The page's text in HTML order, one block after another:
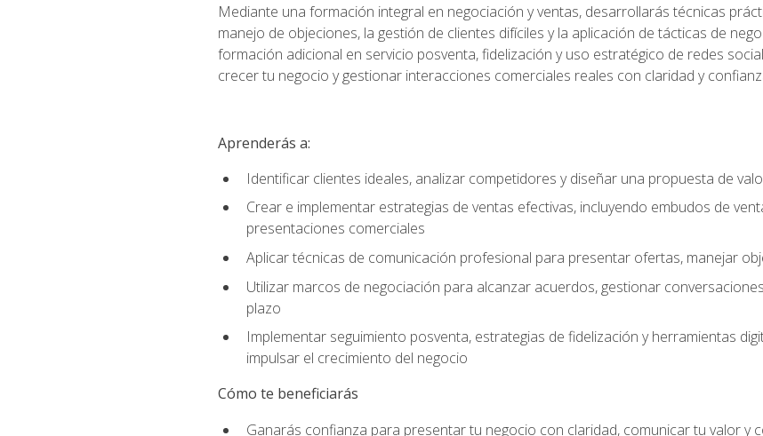
Mediante una formación integral en negociación y ventas, desarrollarás técnicas
manejo de objeciones, la gestión de clientes difíciles y la aplicación de tácticas de
formación adicional en servicio posventa, fidelización y uso estratégico de redes
crecer tu negocio y gestionar interacciones comerciales reales con claridad y
Aprenderás a:
Identificar clientes ideales, analizar competidores y diseñar una propuesta de
Crear e implementar estrategias de ventas efectivas, incluyendo embudos de
presentaciones comerciales
Aplicar técnicas de comunicación profesional para presentar ofertas, manejar
Utilizar marcos de negociación para alcanzar acuerdos, gestionar
plazo
Implementar seguimiento posventa, estrategias de fidelización y herramientas
impulsar el crecimiento del negocio
Cómo te beneficiarás
Ganarás confianza para presentar tu negocio con claridad, comunicar tu valor y